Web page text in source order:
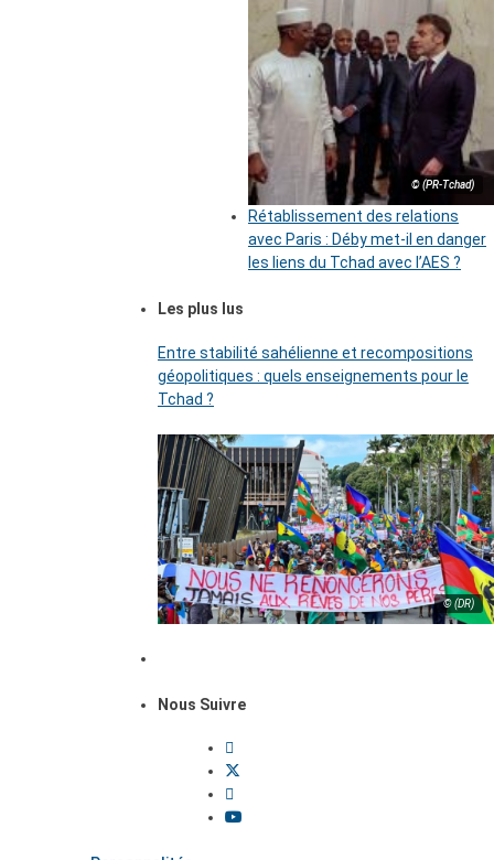
© (PR-Tchad)
Rétablissement des relations
avec Paris : Déby met-il en danger
les liens du Tchad avec l’AES ?
Les plus lus
Entre stabilité sahélienne et recompositions
géopolitiques : quels enseignements pour le
Tchad ?
© (DR)
Nous Suivre